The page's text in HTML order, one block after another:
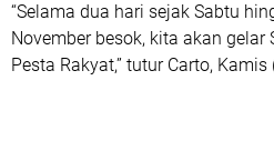
“Selama dua hari sejak Sabtu
November besok, kita akan gelar
Pesta Rakyat,” tutur Carto,